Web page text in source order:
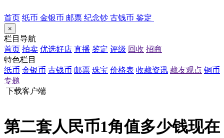
首页 纸币 金银币 邮票 纪念钞 古钱币 鉴定
×
栏目导航
首页 拍卖 优选好店 直播 鉴定 评级 回收 招商
特色栏目
纸币 金银币 古钱币 邮票 珠宝 价格表 收藏资讯 藏友观点 铜币
专题
下载客户端
第二套人民币1角值多少钱现在